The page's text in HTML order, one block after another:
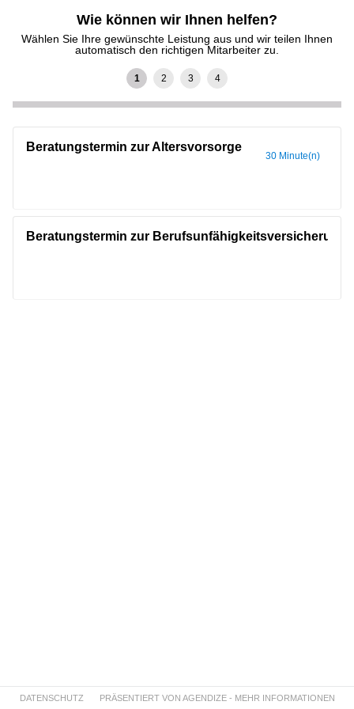
Wie können wir Ihnen helfen?
Wählen Sie Ihre gewünschte Leistung aus und wir teilen Ihnen
automatisch den richtigen Mitarbeiter zu.
Beratungstermin zur Altersvorsorge
30 Minute(n)
Beratungstermin zur Berufsunfähigkeitsversicherung
DATENSCHUTZ PRÄSENTIERT VON AGENDIZE - MEHR INFORMATIONEN